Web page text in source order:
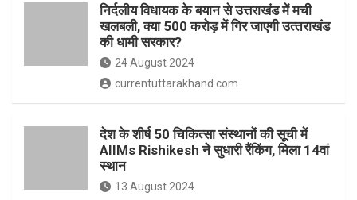
निर्दलीय विधायक के बयान से उत्तराखंड में मची
खलबली, क्‍या 500 करोड़ में गिर जाएगी उत्‍तराखंड
की धामी सरकार?
24 August 2024
currentuttarakhand.com
देश के शीर्ष 50 चिकित्सा संस्थानों की सूची में
AIIMs Rishikesh ने सुधारी रैंकिंग, मिला 14वां
स्थान
13 August 2024